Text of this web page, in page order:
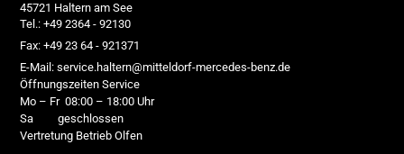
45721 Haltern am See
Tel.: +49 2364 - 92130
Fax: +49 23 64 - 921371
E-Mail: service.haltern@mitteldorf-mercedes-benz.de
Öffnungszeiten Service
Mo – Fr 08:00 – 18:00 Uhr
Sa geschlossen
Vertretung Betrieb Olfen